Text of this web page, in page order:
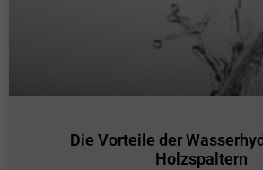
Die Vorteile der
Holzspaltern